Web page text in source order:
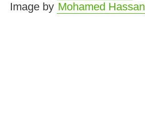
Image by Mohamed Hassan